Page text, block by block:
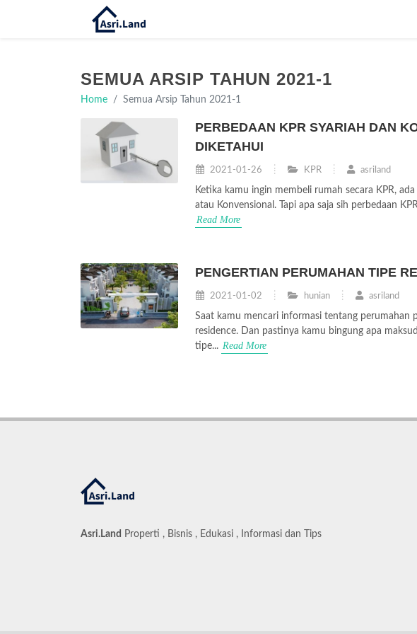
SEMUA ARSIP TAHUN 2021-1
Home Semua Arsip Tahun 2021-1
PERBEDAAN KPR SYARIAH DAN
DIKETAHUI
2021-01-26 KPR asriland
Ketika kamu ingin membeli rumah secara KPR,
atau Konvensional. Tapi apa saja sih perbedaan
Read More
PENGERTIAN PERUMAHAN TIPE
2021-01-02 hunian asriland
Saat kamu mencari informasi tentang
residence. Dan pastinya kamu bingung apa
tipe... Read More
Asri.Land Properti , Bisnis , Edukasi , Informasi dan Tips